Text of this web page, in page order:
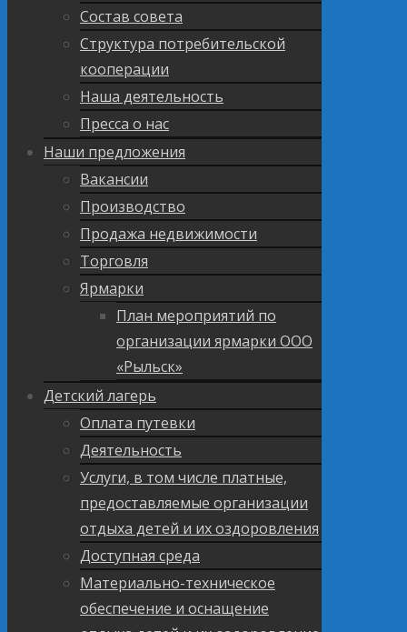
Состав совета
Структура потребительской
кооперации
Наша деятельность
Пресса о нас
Наши предложения
Вакансии
Производство
Продажа недвижимости
Торговля
Ярмарки
План мероприятий по
организации ярмарки ООО
«Рыльск»
Детский лагерь
Оплата путевки
Деятельность
Услуги, в том числе платные,
предоставляемые организации
отдыха детей и их оздоровления
Доступная среда
Материально-техническое
обеспечение и оснащение